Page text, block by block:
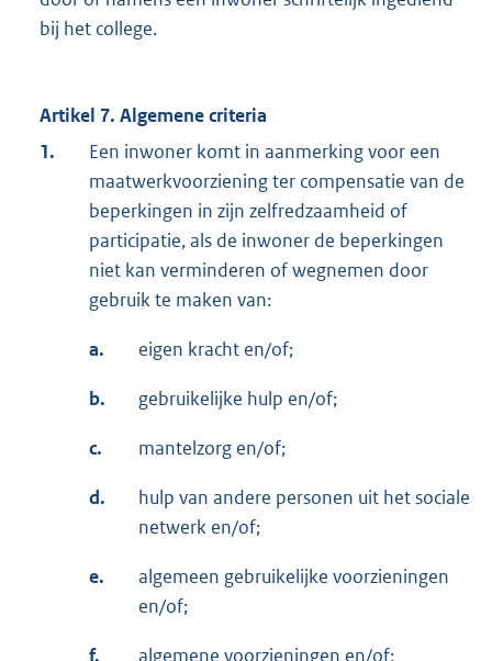
bij het college.
Artikel 7. Algemene criteria
1.
Een inwoner komt in aanmerking voor een
maatwerkvoorziening ter compensatie van de
beperkingen in zijn zelfredzaamheid of
participatie, als de inwoner de beperkingen
niet kan verminderen of wegnemen door
gebruik te maken van:
a. eigen kracht en/of;
b. gebruikelijke hulp en/of;
c. mantelzorg en/of;
d.
hulp van andere personen uit het sociale
netwerk en/of;
e.
algemeen gebruikelijke voorzieningen
en/of;
f. algemene voorzieningen en/of;